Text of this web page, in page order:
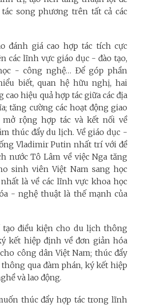
song phương trên tất cả các
đánh giá cao hợp tác tích cực
các lĩnh vực giáo dục - đào tạo,
- công nghệ… Để góp phần
biết, quan hệ hữu nghị, hai
hiệu quả hợp tác giữa các địa
tăng cường các hoạt động giao
rộng hợp tác và kết nối về
thúc đẩy du lịch. Về giáo dục -
Vladimir Putin nhất trí với đề
nước Tô Lâm về việc Nga tăng
sinh viên Việt Nam sang học
là về các lĩnh vực khoa học
- nghệ thuật là thế mạnh của
điều kiện cho du lịch thông
kết hiệp định về đơn giản hóa
công dân Việt Nam; thúc đẩy
qua đàm phán, ký kết hiệp
và lao động.
thúc đẩy hợp tác trong lĩnh